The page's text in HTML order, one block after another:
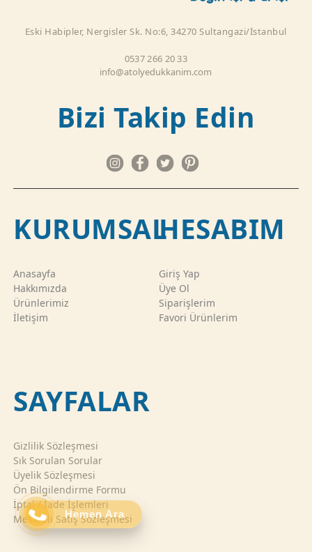
Hemen Ara
Eski Habipler, Nergisler Sk. No:6, 34270 Sultangazi/İstanbul
0537 266 20 33
info@atolyedukkanim.com
Bizi Takip Edin
KURUMSAL
Anasayfa
Hakkımızda
Ürünlerimiz
İletişim
HESABIM
Giriş Yap
Üye Ol
Siparişlerim
Favori Ürünlerim
SAYFALAR
Gizlilik Sözleşmesi
Sık Sorulan Sorular
Üyelik Sözleşmesi
Ön Bilgilendirme Formu
İptal / İade İşlemleri
Mesafeli Satış Sözleşmesi